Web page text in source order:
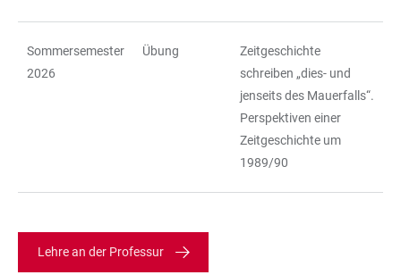
Sommersemester
2026
Übung
Zeitgeschichte
schreiben „dies- und
jenseits des Mauerfalls“.
Perspektiven einer
Zeitgeschichte um
1989/90
Lehre an der Professur